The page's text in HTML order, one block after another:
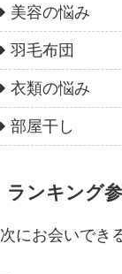
美容の悩み
羽毛布団
衣類の悩み
部屋干し
ランキング
次にお会いでき